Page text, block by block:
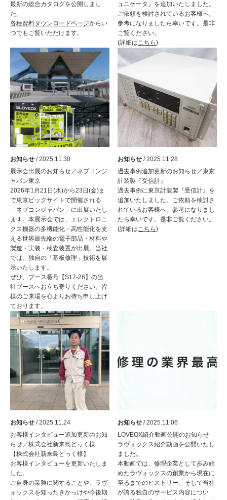
最新の総合カタログを公開しまし
た。
各種資料ダウンロードページからい
つでもご覧いただけます。
ュニケータ』を追加いたしました。
ご依頼を検討されているお客様へ、
参考になりましたら幸いです。是非
ご覧ください。
(詳細はこちら)
お知らせ / 2025.11.30
展示会出展のお知らせ／ネプコンジ
ャパン東京
2026年1月21日(水)から23日(金)ま
で東京ビッグサイトで開催される
「ネプコンジャパン」に出展いたし
ます。本展示会では、エレクトロニ
クス機器の多機能化・高性能化を支
える世界最先端の電子部品・材料や
製造・実装・検査装置が出展。当社
では、独自の「基板修理」技術を展
示いたします。
ぜひ、ブース番号【S17-26】の当
社ブースへお立ち寄りください。皆
様のご来場を心よりお待ち申し上げ
ております。
お知らせ / 2025.11.28
過去事例追加更新のお知らせ／東京
計装製『受信計』
過去事例に東京計装製『受信計』を
追加いたしました。ご依頼を検討さ
れているお客様へ、参考になりまし
たら幸いです。是非ご覧ください。
(詳細はこちら)
お知らせ / 2025.11.24
お客様インタビュー追加更新のお知
らせ／株式会社新来島どっく様
【株式会社新来島どっく様】
お客様インタビューを更新いたしま
した。
ご自身の業務に関することや、ラヴ
ォックスを知ったきかっけや今後期
お知らせ / 2025.11.06
LOVEOX紹介動画公開のお知らせ
ラヴォックス紹介動画を公開いたし
ました。
本動画では、修理企業として歩み始
めたラヴォックスの創業から現在に
至るまでのヒストリー、そして当社
が誇る独自のサービス内容につい